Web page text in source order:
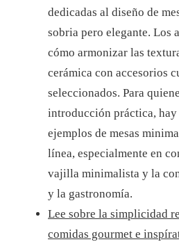
dedicadas al diseño de
sobria pero elegante. Los
cómo armonizar las
cerámica con accesorios
seleccionados. Para
introducción práctica,
ejemplos de mesas
línea, especialmente en
vajilla minimalista y la
y la gastronomía.
Lee sobre la simplicidad
comidas gourmet e